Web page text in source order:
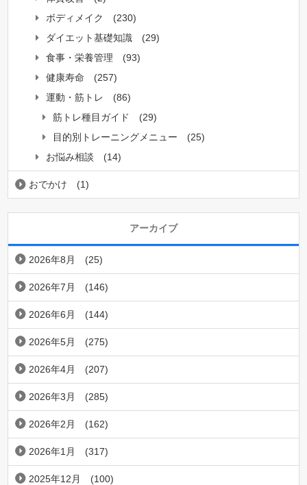
ボディメイク
(230)
ダイエット基礎知識
(29)
食事・栄養管理
(93)
健康寿命
(257)
運動・筋トレ
(86)
筋トレ種目ガイド
(29)
目的別トレーニングメニュー
(25)
お悩み相談
(14)
おでかけ (1)
アーカイブ
2026年8月 (25)
2026年7月 (146)
2026年6月 (144)
2026年5月 (275)
2026年4月 (207)
2026年3月 (285)
2026年2月 (162)
2026年1月 (317)
2025年12月 (100)